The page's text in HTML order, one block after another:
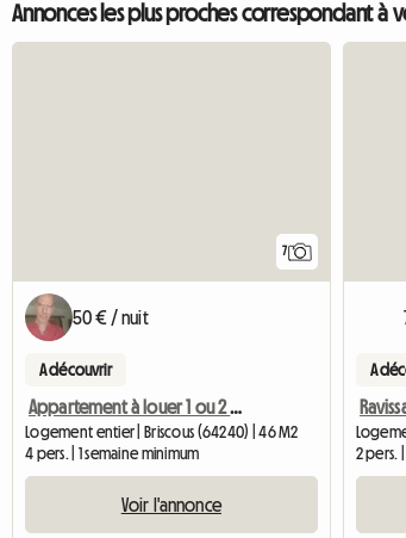
Annonces les plus proches correspondant à
7
50 € / nuit
A découvrir
Appartement à louer 1 ou 2 semaines près de bayonne
Logement entier | Briscous (64240) | 46 M2
4 pers. | 1 semaine minimum
Voir l'annonce
A
2 pers.